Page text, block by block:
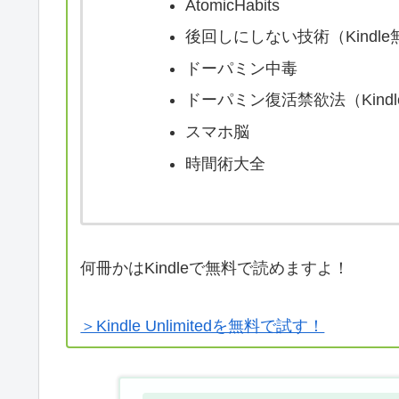
AtomicHabits
後回しにしない技術（Kindle
ドーパミン中毒
ドーパミン復活禁欲法（
スマホ脳
時間術大全
何冊かはKindleで無料で読めますよ！
＞Kindle Unlimitedを無料で試す！